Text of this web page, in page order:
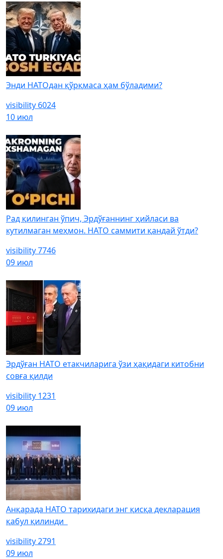
Энди НАТОдан қўрқмаса ҳам бўладими?
visibility 6024
10 июл
Рад қилинган ўпич, Эрдўғаннинг ҳийласи ва
кутилмаган меҳмон. НАТО саммити қандай ўтди?
visibility7746
09 июл
Эрдўған НАТО етакчиларига ўзи ҳақидаги китобни
совға қилди
visibility 1231
09 июл
Анқарада НАТО тарихидаги энг қисқа декларация
қабул қилинди
visibility2791
09 июл